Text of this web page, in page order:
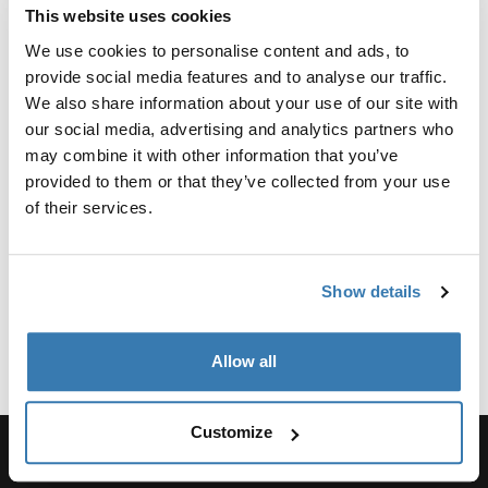
This website uses cookies
We use cookies to personalise content and ads, to
provide social media features and to analyse our traffic.
We also share information about your use of our site with
our social media, advertising and analytics partners who
may combine it with other information that you’ve
provided to them or that they’ve collected from your use
of their services.
Show details
Allow all
Customize
Att välja rätt babyskydd från
Thule
Att välja rätt bilbarnstol är ett av de viktigaste besluten
för nyblivna föräldrar. Thule förstår vikten av detta val,
och det är därför vi erbjuder ett sortiment av
bilbarnstolar som är utformade för att uppfylla de
högsta säkerhetsstandarderna samtidigt som de ger
Varför välja Thules babyskydd?
När det gäller ditt barns bilbarnstol är säkerhet och
komfort av största vikt. Thules bakåtvända bilbarnstolar
är minutiöst utformade för att erbjuda högsta möjliga
sidokollisionsskydd och fempunktsbälten säkerställer
våra bilbarnstolar att ditt barn är säkert på varje resa.
Visa mer